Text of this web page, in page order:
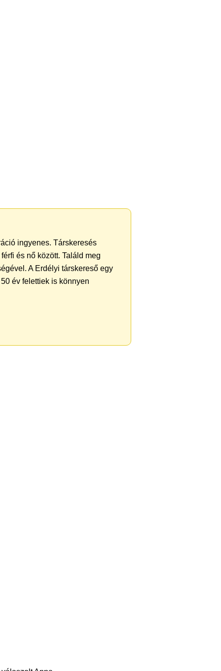
ingyenes. Társkeresés
és nő között. Találd meg
A Erdélyi társkereső egy
év felettiek is könnyen